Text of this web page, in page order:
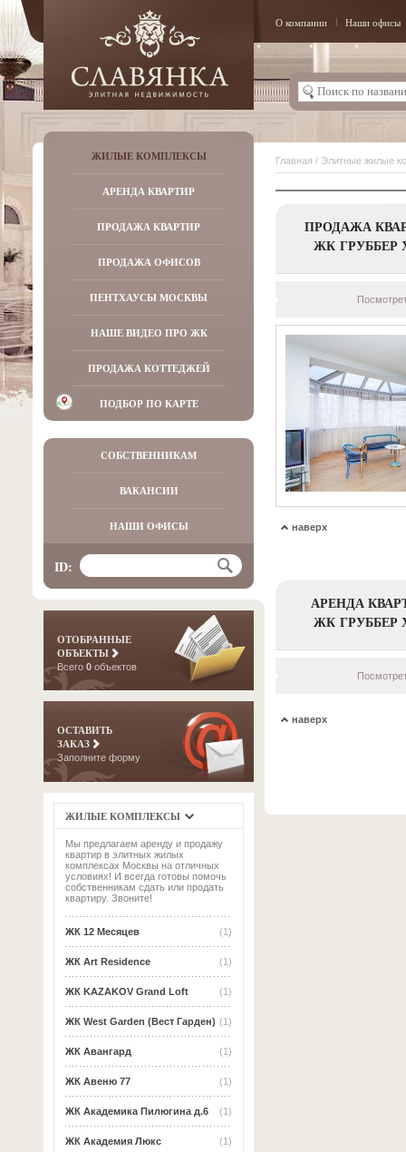
О компании Наши офисы
ЖИЛЫЕ КОМПЛЕКСЫ
АРЕНДА КВАРТИР
ПРОДАЖА КВАРТИР
ПРОДАЖА ОФИСОВ
ПЕНТХАУСЫ МОСКВЫ
НАШЕ ВИДЕО ПРО ЖК
ПРОДАЖА КОТТЕДЖЕЙ
ПОДБОР ПО КАРТЕ
СОБСТВЕННИКАМ
ВАКАНСИИ
НАШИ ОФИСЫ
ID:
ОТОБРАННЫЕ
ОБЪЕКТЫ
Всего 0 объектов
ОСТАВИТЬ
ЗАКАЗ
Заполните форму
ЖИЛЫЕ КОМПЛЕКСЫ
Мы предлагаем аренду и продажу
квартир в элитных жилых
комплексах Москвы на отличных
условиях! И всегда готовы помочь
собственникам сдать или продать
квартиру. Звоните!
(1)
ЖК 12 Месяцев
(1)
ЖК Art Residence
(1)
ЖК KAZAKOV Grand Loft
(1)
ЖК West Garden (Вест Гарден)
(1)
ЖК Авангард
(1)
ЖК Авеню 77
(1)
ЖК Академика Пилюгина д.6
(1)
ЖК Академия Люкс
Главная / Элитные жилые
ПРОДАЖА
ЖК ГРУББЕР
наверх
АРЕНДА
ЖК ГРУББЕР
наверх